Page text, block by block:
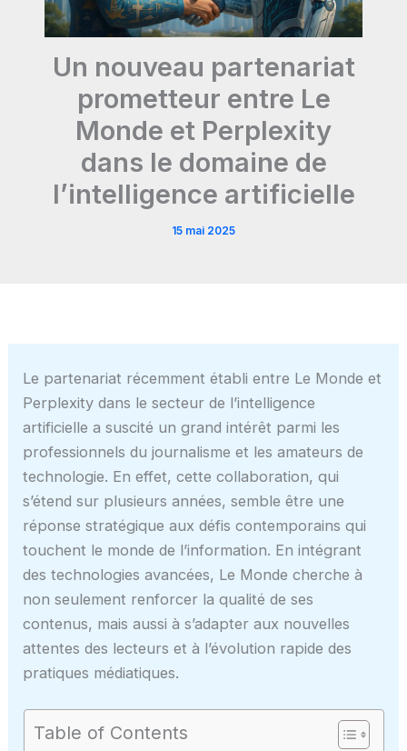
Un nouveau partenariat
prometteur entre Le
Monde et Perplexity
dans le domaine de
l’intelligence artificielle
15 mai 2025
Le partenariat récemment établi entre Le Monde et
Perplexity dans le secteur de l’intelligence
artificielle a suscité un grand intérêt parmi les
professionnels du journalisme et les amateurs de
technologie. En effet, cette collaboration, qui
s’étend sur plusieurs années, semble être une
réponse stratégique aux défis contemporains qui
touchent le monde de l’information. En intégrant
des technologies avancées, Le Monde cherche à
non seulement renforcer la qualité de ses
contenus, mais aussi à s’adapter aux nouvelles
attentes des lecteurs et à l’évolution rapide des
pratiques médiatiques.
Table of Contents